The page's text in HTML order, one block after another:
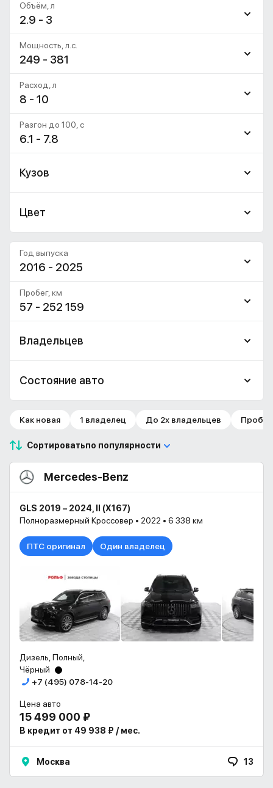
2.9 - 3
Объём, л
249 - 381
Мощность, л.с.
8 - 10
Расход, л
6.1 - 7.8
Разгон до 100, c
Кузов
Цвет
2016 - 2025
Год выпуска
57 - 252 159
Пробег, км
Владельцев
Состояние авто
Как новая 1 владелец До 2х владельцев
Сортироватьпо популярности
Mercedes-Benz
GLS 2019 – 2024, II (X167)
Полноразмерный Кроссовер • 2022 • 6 338 км
ПТС оригинал Один владелец
Дизель, Полный,
Чёрный
+7 (495) 078-14-20
Цена авто
15 499 000 ₽
В кредит от 49 938 ₽ / мес.
Москва 13